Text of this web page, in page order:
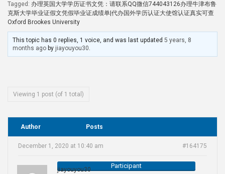
Tagged: 办理英国大学学历证书文凭：请联系QQ微信744043126办理牛津布鲁
克斯大学毕业证假文凭假毕业证成绩单|代办国外学历认证大使馆认证真实可查
Oxford Brookes University
This topic has 0 replies, 1 voice, and was last updated5 years, 8
months ago by jiayouyou30.
Viewing 1 post (of 1 total)
Author Posts
December 1, 2020 at 10:40 am #164175
jiayouyou30 Participant